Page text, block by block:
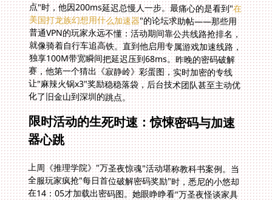
点"时，他因200ms延迟总慢人一步。最痛心的是看到"在
美国打龙族幻想用什么加速器"的论坛求助帖——那些用
普通VPN的玩家永远不懂：活动期间靠公共线路抢排名，
就像骑着自行车追高铁。直到他启用专属游戏加速线路，
独享100M带宽瞬间把延迟压到68ms。昨晚的密码破解
赛，他第一个猜出《寂静岭》彩蛋图，实时加密的专线
让"麻辣火锅x3"奖励稳稳落袋，后台技术团队甚至主动优
化了旧金山到深圳的跳点。
限时活动的生死时速：惊悚密码与加速
器心跳
上周《推理学院》"万圣夜惊魂"活动堪称教科书案例。当
全服玩家疯抢"每日首位破解密码奖励"时，悉尼的小悠却
在14：05才加载出密码图。她眼睁睁看"万圣夜怪谈家具
池概率提升70%"的公告失效——直到发现加速器的流量
保护开关。启动"回国影音专线+游戏加速双通道"后，智
能分流将活动页面与游戏数据传输分开管控。倒数第二
天，她以97ms响应速度成为澳洲首个猜中《生化危机》
彩蛋的玩家，实时保障的售后工程师甚至帮她在掉线10秒